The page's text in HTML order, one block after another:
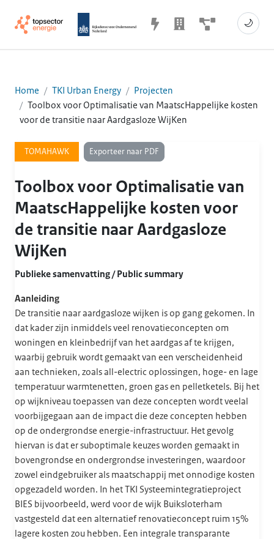
🌙
Home TKI Urban Energy
Projecten
Toolbox voor Optimalisatie van MaatscHappelijke kosten
voor de transitie naar Aardgasloze WijKen
TOMAHAWK Exporteer naar PDF
Toolbox voor Optimalisatie van
MaatscHappelijke kosten voor
de transitie naar Aardgasloze
WijKen
Publieke samenvatting / Public summary
Aanleiding
De transitie naar aardgasloze wijken is op gang gekomen. In
dat kader zijn inmiddels veel renovatieconcepten om
woningen en kleinbedrijf van het aardgas af te krijgen,
waarbij gebruik wordt gemaakt van een verscheidenheid
aan technieken, zoals all-electric oplossingen, hoge- en lage
temperatuur warmtenetten, groen gas en pelletketels. Bij het
op wijkniveau toepassen van deze concepten wordt veelal
voorbijgegaan aan de impact die deze concepten hebben
op de ondergrondse energie-infrastructuur. Het gevolg
hiervan is dat er suboptimale keuzes worden gemaakt in
bovengrondse en ondergrondse investeringen, waardoor
zowel eindgebruiker als maatschappij met onnodige kosten
opgezadeld worden. In het TKI Systeemintegratieproject
BIES bijvoorbeeld, werd voor de wijk Buiksloterham
vastgesteld dat een alternatief renovatieconcept ruim 15%
lagere kosten zou hebben. Een integrale transparante